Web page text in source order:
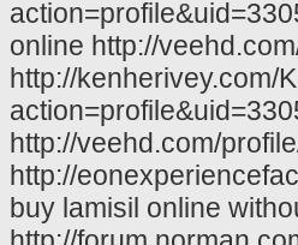
online http://
http://kenherivey.com/
http://veehd.com/
http://
buy lamisil online